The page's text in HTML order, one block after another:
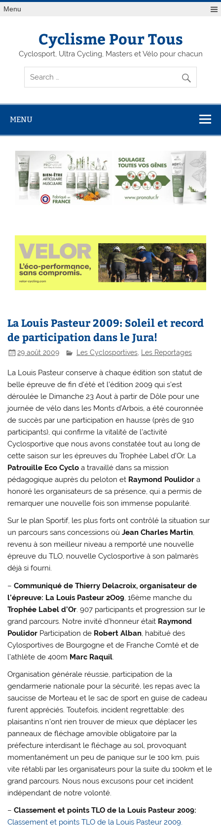
Menu
Cyclisme Pour Tous
Cyclosport, Ultra Cycling, Masters et Vélo pour chacun
MENU
La Louis Pasteur 2009: Soleil et record
de participation dans le Jura!
29 août 2009 Les Cyclosportives Les Reportages
La Louis Pasteur conserve à chaque édition son statut de
belle épreuve de fin d’été et l’édition 2009 qui s’est
déroulée le Dimanche 23 Aout à partir de Dôle pour une
journée de vélo dans les Monts d’Arbois, a été couronnée
de succès par une participation en hausse (près de 910
participants), qui confirme la vitalité de l’activité
Cyclosportive que nous avons constatée tout au long de
cette saison sur les épreuves du Trophée Label d’Or. La
Patrouille Eco Cyclo a travaillé dans sa mission
pédagogique auprès du peloton et Raymond Poulidor a
honoré les organisateurs de sa présence, qui a permis de
remarquer une nouvelle fois son immense popularité.
Sur le plan Sportif, les plus forts ont contrôlé la situation sur
un parcours sans concessions oùJean Charles Martin,
revenu à son meilleur niveau a remporté une nouvelle
épreuve du TLO, nouvelle Cyclosportive à son palmarès
déjà si fourni.
–Communiqué de Thierry Delacroix, organisateur de
l’épreuve: La Louis Pasteur 2O09 , 16ème manche du
Trophée Label d’Or . 907 participants et progression sur le
grand parcours. Notre invité d’honneur était Raymond
Poulidor Participation de Robert Alban , habitué des
Cylosportives de Bourgogne et de Franche Comté et de
l’athlète de 400m Marc Raquil
Organisation générale réussie, participation de la
gendarmerie nationale pour la sécurité, les repas avec la
saucisse de Morteau et le sac de sport en guise de cadeau
furent appréciés. Toutefois, incident regrettable: des
plaisantins n’ont rien trouver de mieux que déplacer les
panneaux de fléchage amovible obligatoire par la
préfecture interdisant le fléchage au sol, provoquant
momentanément un peu de panique sur le 100 km, puis
vite rétabli par les organisateurs pour la suite du 100km et le
grand parcours. Nous nous excusons pour cet incident
indépendant de notre volonté.
–Classement et points TLO de la Louis Pasteur 2009:
Classement et points TLO de la Louis Pasteur 2009.